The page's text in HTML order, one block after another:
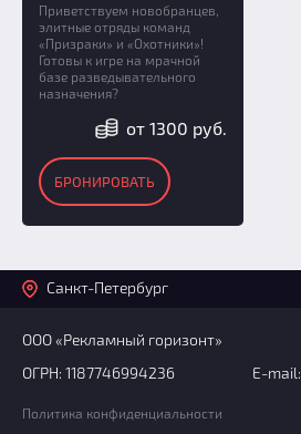
Приветствуем новобранцев,
элитные отряды команд
«Призраки» и «Охотники»!
Готовы к игре на мрачной
базе разведывательного
назначения?
от 1300 руб.
БРОНИРОВАТЬ
Санкт-Петербург
ООО «Рекламный горизонт»
ОГРН: 1187746994236
E-mail:
Политика конфиденциальности